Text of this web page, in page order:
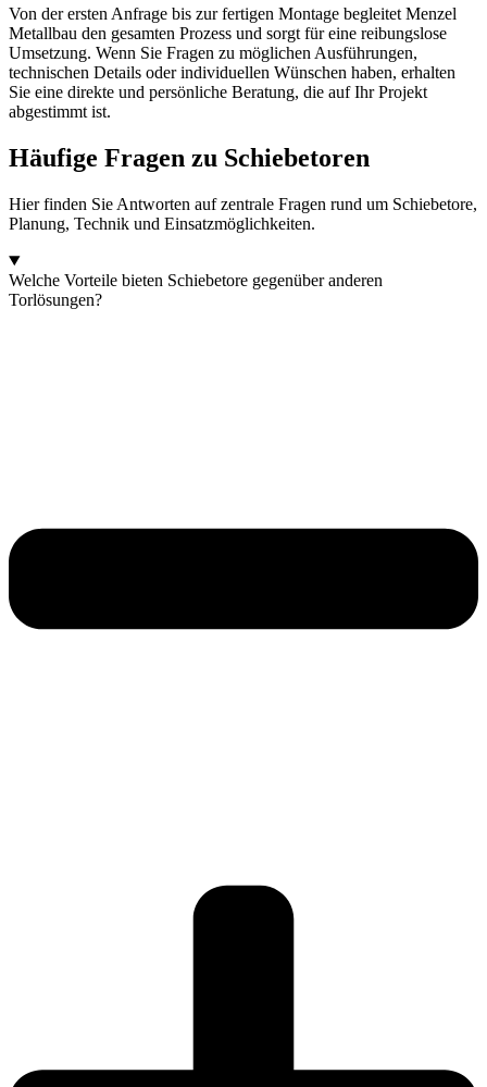
Von der ersten Anfrage bis zur fertigen Montage begleitet Menzel
Metallbau den gesamten Prozess und sorgt für eine reibungslose
Umsetzung. Wenn Sie Fragen zu möglichen Ausführungen,
technischen Details oder individuellen Wünschen haben, erhalten
Sie eine direkte und persönliche Beratung, die auf Ihr Projekt
abgestimmt ist.
Häufige Fragen zu Schiebetoren
Hier finden Sie Antworten auf zentrale Fragen rund um Schiebetore,
Planung, Technik und Einsatzmöglichkeiten.
Welche Vorteile bieten Schiebetore gegenüber anderen
Torlösungen?